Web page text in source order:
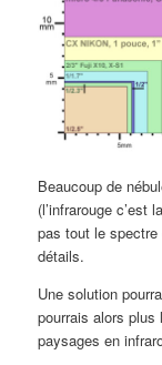
Beaucoup de
(l’infrarouge c’est
pas tout le
détails.
Une solution
pourrais alors plus
paysages en